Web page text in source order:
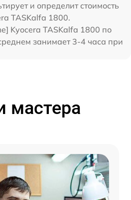
и определит стоимость
TASKalfa 1800.
Kyocera TASKalfa 1800 по
занимает 3-4 часа при
мастера